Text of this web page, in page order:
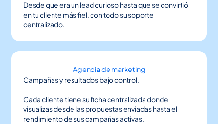
Desde que era un lead curioso hasta que se convirtió
en tu cliente más fiel, con todo su soporte
centralizado.
Agencia de marketing
Campañas y resultados bajo control.
Cada cliente tiene su ficha centralizada donde
visualizas desde las propuestas enviadas hasta el
rendimiento de sus campañas activas.